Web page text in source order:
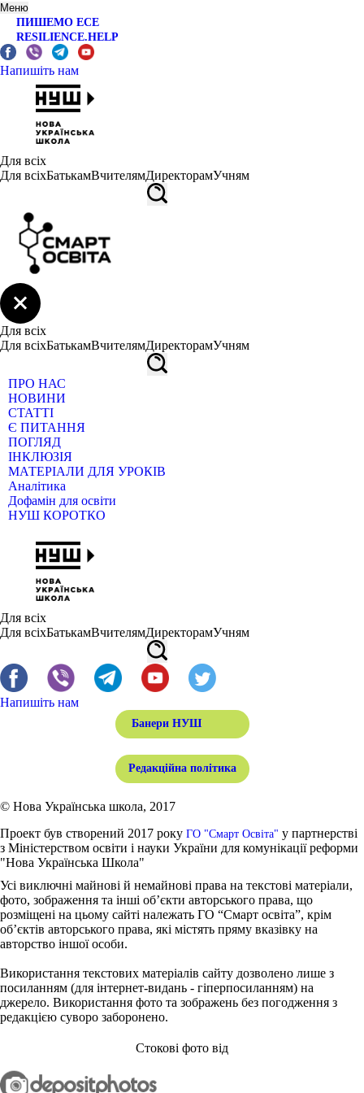
Меню
ПИШЕМО ЕСЕ
RESILIENCE.HELP
Напишіть нам
Для всіх
Для всіхБатькамВчителямДиректорамУчням
Для всіх
Для всіхБатькамВчителямДиректорамУчням
ПРО НАС
НОВИНИ
СТАТТІ
Є ПИТАННЯ
ПОГЛЯД
ІНКЛЮЗІЯ
МАТЕРІАЛИ ДЛЯ УРОКІВ
Аналітика
Дофамін для освіти
НУШ КОРОТКО
Для всіх
Для всіхБатькамВчителямДиректорамУчням
Напишіть нам
Банери НУШ
Редакційна політика
© Нова Українська школа, 2017
Проект був створений 2017 року ГО "Смарт Освіта" у партнерстві
з Міністерством освіти і науки України для комунікації реформи
"Нова Українська Школа"
Усі виключні майнові й немайнові права на текстові матеріали,
фото, зображення та інші об’єкти авторського права, що
розміщені на цьому сайті належать ГО “Смарт освіта”, крім
об’єктів авторського права, які містять пряму вказівку на
авторство іншої особи.
Використання текстових матеріалів сайту дозволено лише з
посиланням (для інтернет-видань - гіперпосиланням) на
джерело. Використання фото та зображень без погодження з
редакцією суворо заборонено.
Стокові фото від